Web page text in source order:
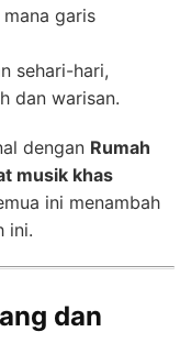
mana garis
sehari-hari,
dan warisan.
dengan Rumah
musik khas
ini menambah
ini.
dan